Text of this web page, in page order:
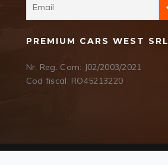
PREMIUM CARS WEST SRL
Nr. Reg. Com: J02/2003/2021
Cod fiscal: RO45213220